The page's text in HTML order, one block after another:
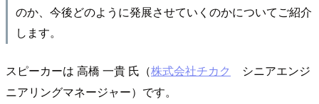
のか、今後どのように発展させていくのかについてご紹介
します。
スピーカーは 高橋 一貴 氏（株式会社チカク
シニアエンジ
ニアリングマネージャー）です。